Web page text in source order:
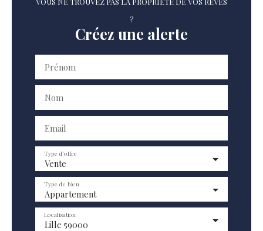
?
Créez une alerte
Prénom
Nom
Email
Vente
Type d'offre
Appartement
Type de bien
Lille 59000
Localisation